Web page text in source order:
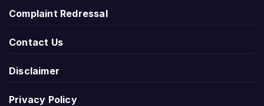
Complaint Redressal
Contact Us
Disclaimer
Privacy Policy